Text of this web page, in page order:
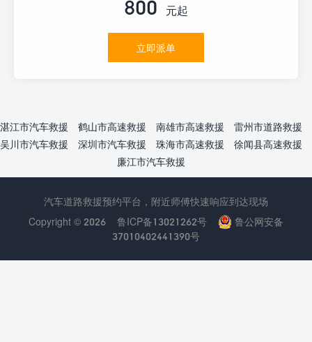
800 元起
立即派单
湛江市汽车救援 鹤山市高速救援 南雄市高速救援
雷州市道路救援
吴川市汽车救援
深圳市汽车救援 珠海市高速救援
徐闻县高速救援
廉江市汽车救援
汽车道路救援预约平台，附近师傅快速响应到达现场
Copyright © 2026
鲁ICP备13021262号
鲁公网安备
37010402441390号